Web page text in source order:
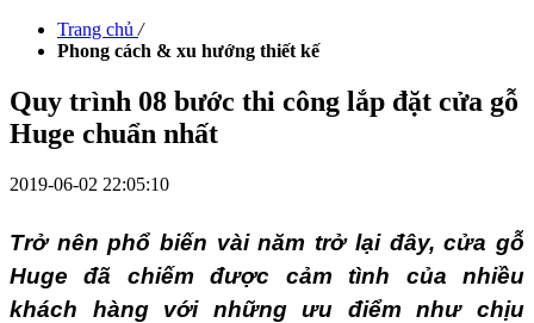
Trang chủ /
Phong cách & xu hướng thiết kế
Quy trình 08 bước thi công lắp đặt cửa gỗ
Huge chuẩn nhất
2019-06-02 22:05:10
Trở nên phổ biến vài năm trở lại đây, cửa gỗ
Huge đã chiếm được cảm tình của nhiều
khách hàng với những ưu điểm như chịu